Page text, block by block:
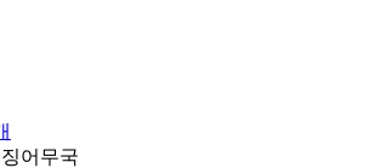
어무국